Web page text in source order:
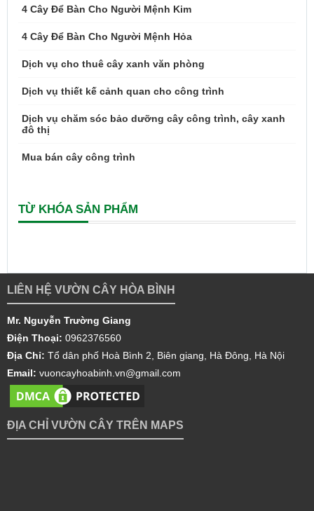
4 Cây Để Bàn Cho Người Mệnh Kim
4 Cây Để Bàn Cho Người Mệnh Hỏa
Dịch vụ cho thuê cây xanh văn phòng
Dịch vụ thiết kế cảnh quan cho công trình
Dịch vụ chăm sóc bảo dưỡng cây công trình, cây xanh
đô thị
Mua bán cây công trình
TỪ KHÓA SẢN PHẨM
LIÊN HỆ VƯỜN CÂY HÒA BÌNH
Mr. Nguyễn Trường Giang
Điện Thoại: 0962376560
Địa Chỉ: Tổ dân phố Hoà Bình 2, Biên giang, Hà Đông, Hà Nội
Email: vuoncayhoabinh.vn@gmail.com
ĐỊA CHỈ VƯỜN CÂY TRÊN MAPS